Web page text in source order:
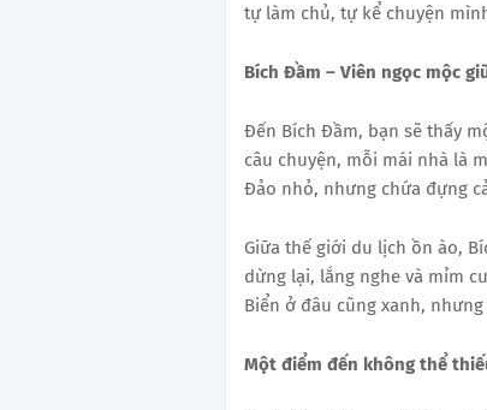
tự làm chủ, tự kể chuyện
Bích Đầm – Viên ngọc mộc
Đến Bích Đầm, bạn sẽ thấy
câu chuyện, mỗi mái nhà là
Đảo nhỏ, nhưng chứa đựng
Giữa thế giới du lịch ồn ào,
dừng lại, lắng nghe và mỉm
Biển ở đâu cũng xanh,
Một điểm đến không thể